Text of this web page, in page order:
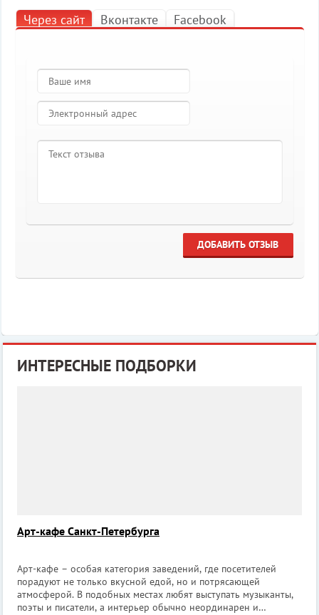
Через сайт Вконтакте Facebook
ДОБАВИТЬ ОТЗЫВ
ИНТЕРЕСНЫЕ ПОДБОРКИ
Арт-кафе Санкт-Петербурга
Арт-кафе – особая категория заведений, где посетителей
порадуют не только вкусной едой, но и потрясающей
атмосферой. В подобных местах любят выступать музыканты,
поэты и писатели, а интерьер обычно неординарен и